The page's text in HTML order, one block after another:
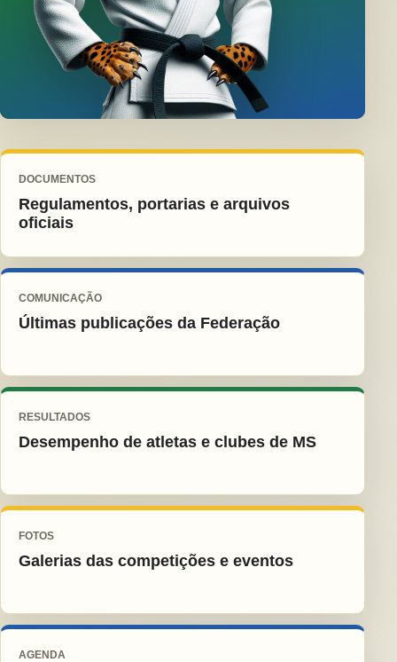
DOCUMENTOS
Regulamentos, portarias e arquivos
oficiais
COMUNICAÇÃO
Últimas publicações da Federação
RESULTADOS
Desempenho de atletas e clubes de MS
FOTOS
Galerias das competições e eventos
AGENDA